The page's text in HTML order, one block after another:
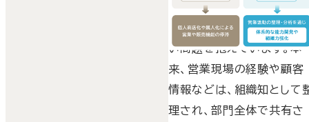
陥ってしまい、組織全体で
業や販売機能を高められな
い問題を抱えています。本
来、営業現場の経験や顧客
情報などは、組織知として
理され、部門全体で共有さ